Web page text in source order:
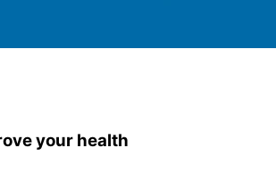
your health